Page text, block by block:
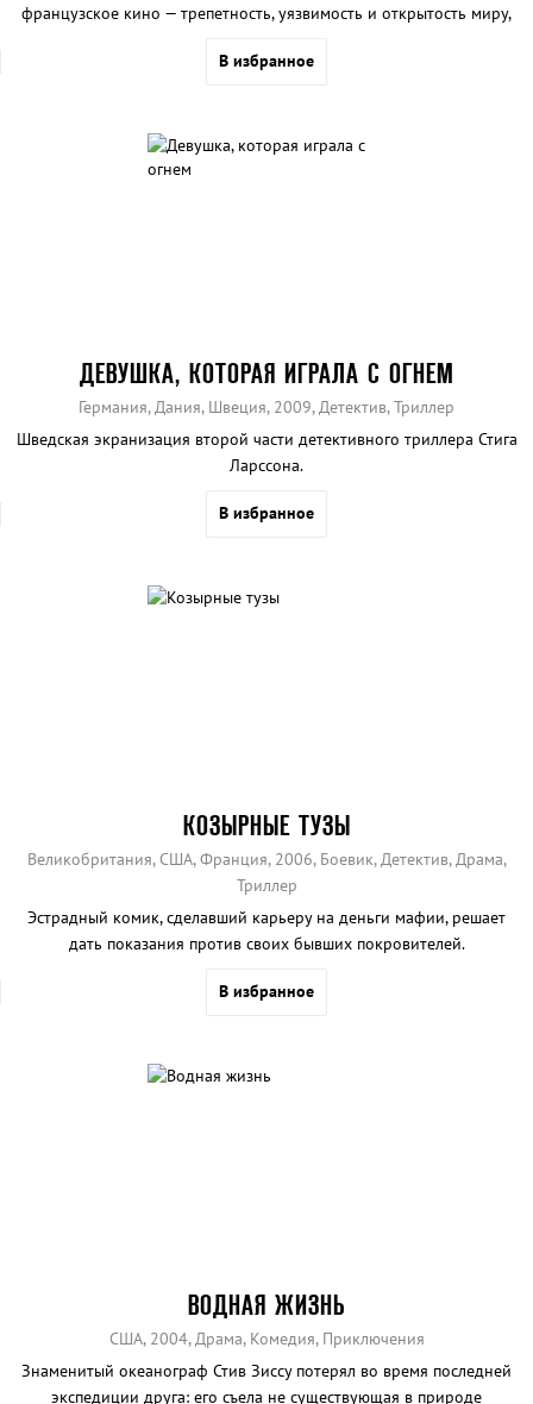
французское кино — трепетность, уязвимость и открытость миру,
В избранное
ДЕВУШКА, КОТОРАЯ ИГРАЛА С ОГНЕМ
Германия, Дания, Швеция, 2009, Детектив, Триллер
Шведская экранизация второй части детективного триллера Стига
Ларссона.
В избранное
КОЗЫРНЫЕ ТУЗЫ
Великобритания, США, Франция, 2006, Боевик, Детектив, Драма,
Триллер
Эстрадный комик, сделавший карьеру на деньги мафии, решает
дать показания против своих бывших покровителей.
В избранное
ВОДНАЯ ЖИЗНЬ
США, 2004, Драма, Комедия, Приключения
Знаменитый океанограф Стив Зиссу потерял во время последней
экспедиции друга: его съела не существующая в природе